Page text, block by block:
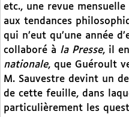
etc., une revue
aux tendances
qui n’eut qu’une année
collaboré à la Presse, il
nationale, que Guéroult
M. Sauvestre devint un
de cette feuille, dans
particulièrement les